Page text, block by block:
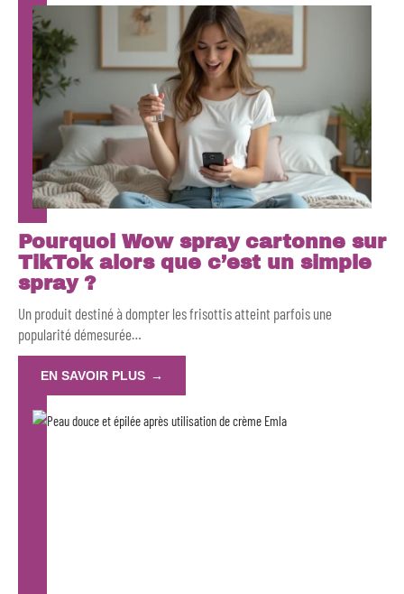
Pourquoi Wow spray cartonne sur
TikTok alors que c’est un simple
spray ?
Un produit destiné à dompter les frisottis atteint parfois une
popularité démesurée…
EN SAVOIR PLUS